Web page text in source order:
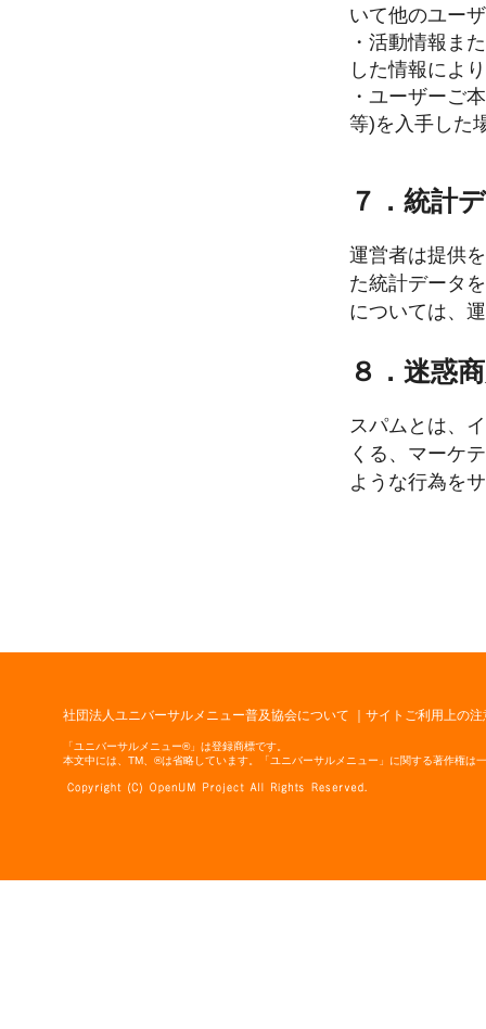
いて他のユー
・活動情報ま
した情報によ
・ユーザーご
等)を入手した
７．統計
運営者は提供
た統計データ
については、
８．迷惑
スパムとは、
くる、マーケ
ような行為を
社団法人ユニバーサルメニュー普及協会について サイトご利用上の注
「ユニバーサルメニュー®」は登録商標です。
本文中には、TM、®は省略しています。「ユニバーサルメニュー」に関する著作権は